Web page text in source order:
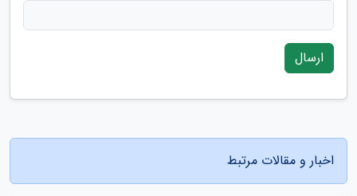
ارسال
اخبار و مقالات مرتبط